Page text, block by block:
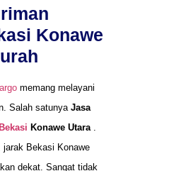
Konawe
memang melayani
Salah satunya Jasa
Bekasi Konawe Utara
Bekasi Konawe
dekat. Sangat tidak